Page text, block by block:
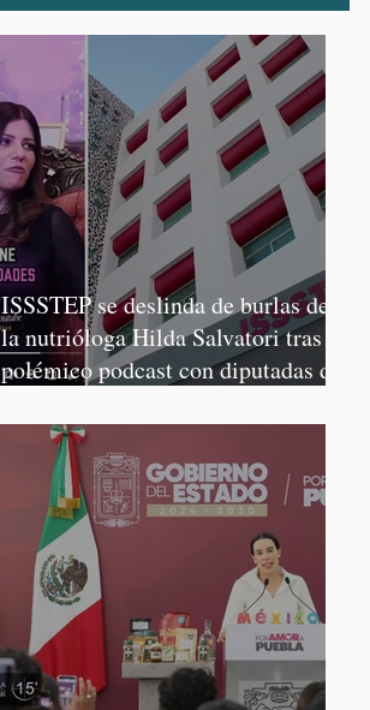
ISSSTEP se deslinda de burlas de
la nutrióloga Hilda Salvatori tras
polémico podcast con diputadas de